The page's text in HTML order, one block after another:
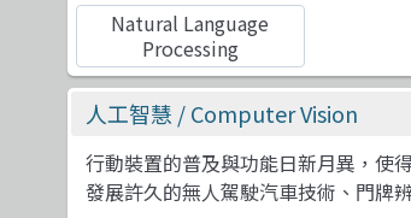
Computer Vision
Reinforcement
TDD 測試導向開發
Adobe 軟體應用
區塊鏈與金融科技
視覺影音設計
理工類
高立
清華大學
更多出版社
Natural Language
Processing
人工智慧 / Computer Vision
行動裝置的普及與功能日新月異，使
發展許久的無人駕駛汽車技術、門牌